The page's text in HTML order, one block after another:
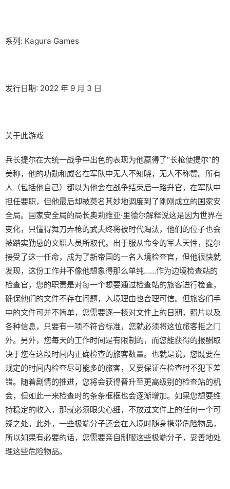
系列: Kagura Games
发行日期: 2022 年 9 月 3 日
关于此游戏
兵长提尔在大统一战争中出色的表现为他赢得了“长枪使提尔”的
美称，他的功勋和威名在军队中无人不知晓，无人不称赞。所有
人（包括他自己）都以为他会在战争结束后一路升官，在军队中
担任要职，但他最后却被莫名其妙地调度到了刚刚成立的国家安
全局。国家安全局的局长奥莉维亚·里德尔解释说这是因为世界在
变化，只懂得舞刀弄枪的武夫终将被时代淘汰，他们的位子也会
被踏实勤恳的文职人员所取代。出于服从命令的军人天性，提尔
接受了这一任命，成为了新帝国的一名入境检查官，但他很快就
发现，这份工作并不像他想象得那么单纯……作为边境检查站的
检查官，您的职责是对每一个想要通过检查站的旅客进行检查，
确保他们的文件不存在问题，入境理由也合理可信。但旅客们手
中的文件可并不简单，您需要逐一核对文件上的日期，照片以及
各种信息，只要有一项不符合标准，您就必须将这位旅客拒之门
外。另外，您每天的工作时间是有限制的，而您能获得的报酬取
决于您在这段时间内正确检查的旅客数量。也就是说，您既要在
规定的时间内检查尽可能多的旅客，又要保证在检查时不犯下差
错。随着剧情的推进，您将会获得晋升至更高级别的检查站的机
会，但如此一来检查时的条条框框也会逐渐增加。如果您想要维
持稳定的收入，那就必须眼尖心细，不放过文件上的任何一个可
疑之处。此外，一些极端分子还会在入境时随身携带危险物品，
所以如果有必要的话，您需要亲自制服这些极端分子，妥善地处
理这些危险物品。